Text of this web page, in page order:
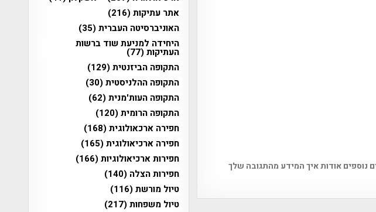
נוספים אודות איך המידע מהתגובה שלך
אתר עתיקות(216)
האוניברסיטה העברית(35)
היחידה למניעת שוד ברשות
העתיקות(77)
התקופה הביזנטית(129)
התקופה ההלניסטית(30)
התקופה העות'מנית(62)
התקופה הרומית(120)
חפירה ארכאולוגית(168)
חפירה ארכיאולוגית(165)
חפירות ארכיאולוגיות(166)
חפירות הצלה (140)
טיול מורשת(116)
טיול משפחות(217)